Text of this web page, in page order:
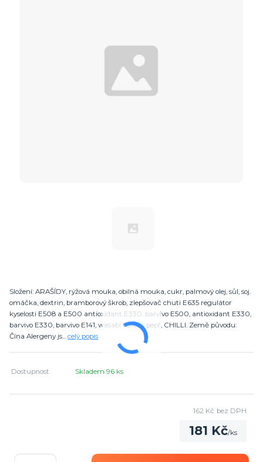
Složení: ARAŠÍDY, rýžová mouka, obilná mouka, cukr, palmový olej, sůl, soj.
omáčka, dextrin, bramborový škrob, zlepšovač chuti E635 regulátor
kyselosti E508 a E500 antioxidant E330, barvivo E500, antioxidant E330,
barvivo E330, barvivo E141, wasabi koření, pepř, CHILLI. Země původu:
Čína Alergeny js... celý popis
Dostupnost Skladem 96 ks
181 Kč/ks
162 Kč bez DPH